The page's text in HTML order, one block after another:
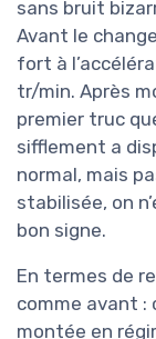
sans bruit
Avant le
fort à
tr/min. Après
premier truc
sifflement a
normal, mais
stabilisée, on
bon signe.
En termes de
comme avant :
montée en